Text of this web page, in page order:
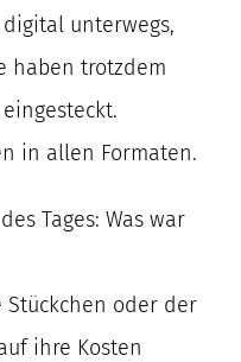
unterwegs,
haben trotzdem
in allen Formaten.
Tages: Was war
Stückchen oder der
ihre Kosten